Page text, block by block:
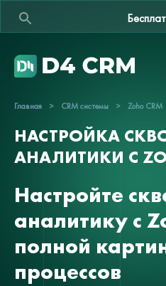
Главная > CRM системы > Zoho CRM
НАСТРОЙКА
АНАЛИТИКИ С
Настройте
аналитику с
полной
процессов